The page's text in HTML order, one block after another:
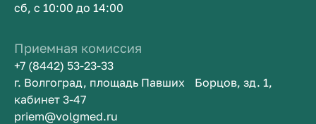
сб, с 10:00 до 14:00
Приемная комиссия
+7 (8442) 53-23-33
г. Волгоград, площадь Павших Борцов, зд. 1,
кабинет 3-47
priem@volgmed.ru